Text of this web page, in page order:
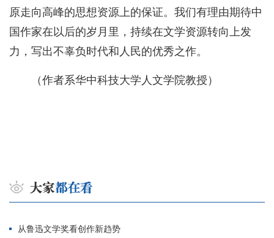
原走向高峰的思想资源上的保证。我们有理由期待中
国作家在以后的岁月里，持续在文学资源转向上发
力，写出不辜负时代和人民的优秀之作。
（作者系华中科技大学人文学院教授）
从鲁迅文学奖看创作新趋势